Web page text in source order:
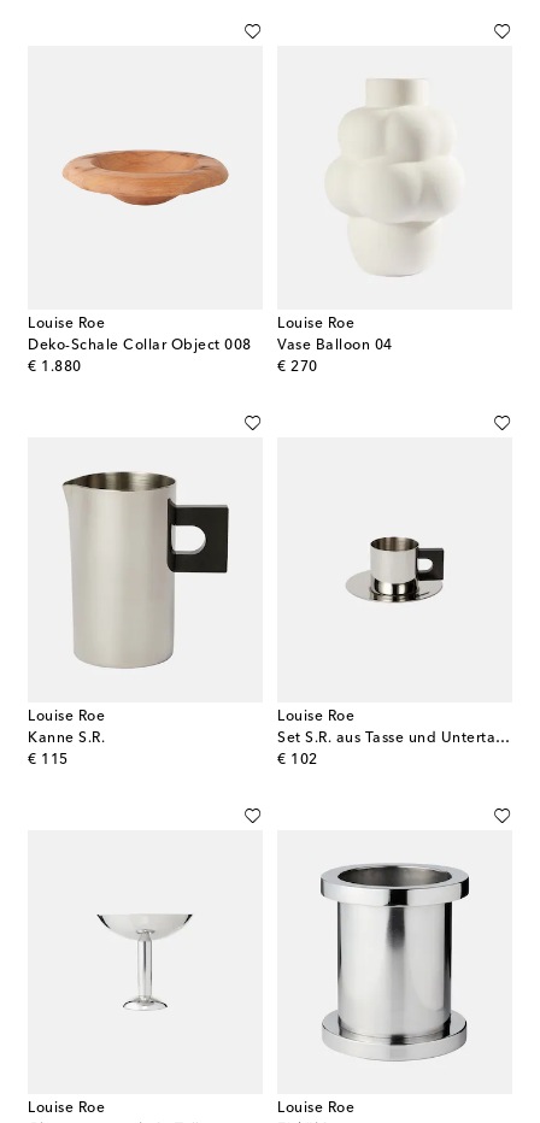
Louise Roe
Deko-Schale Collar Object 008
€ 1.880
original price
Louise Roe
Vase Balloon 04
€ 270
original price
Louise Roe
Kanne S.R.
€ 115
original price
Louise Roe
Set S.R. aus Tasse und Untertasse
€ 102
original price
Louise Roe
Louise Roe